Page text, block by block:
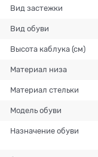
Вид застежки
Вид обуви
Высота каблука (см)
Материал низа
Материал стельки
Модель обуви
Назначение обуви